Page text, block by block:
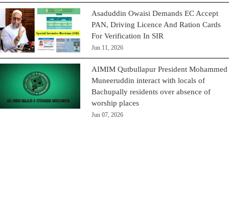
Asaduddin Owaisi Demands EC Accept
PAN, Driving Licence And Ration Cards
For Verification In SIR
Jun 11, 2026
AIMIM Qutbullapur President Mohammed
Muneeruddin interact with locals of
Bachupally residents over absence of
worship places
Jun 07, 2026